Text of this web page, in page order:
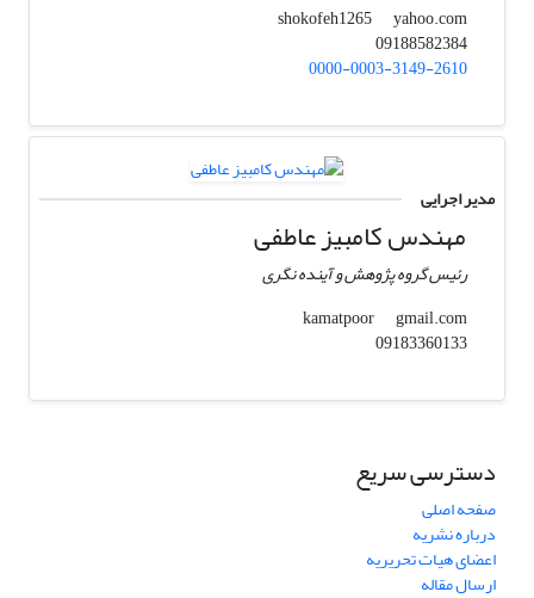
shokofeh1265
yahoo.com
09188582384
0000-0003-3149-2610
مدیر اجرایی
مهندس کامبیز عاطفی
رئیس گروه پژوهش و آینده نگری
kamatpoor
gmail.com
09183360133
دسترسی سریع
صفحه اصلی
درباره نشریه
اعضای هیات تحریریه
ارسال مقاله